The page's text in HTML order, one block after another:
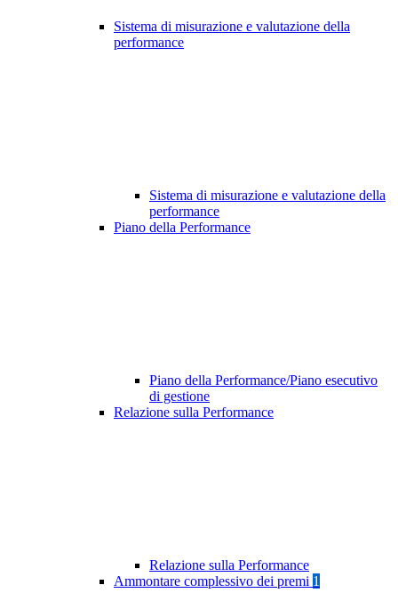
Sistema di misurazione e valutazione della
performance
Sistema di misurazione e valutazione della
performance
Piano della Performance
Piano della Performance/Piano esecutivo
di gestione
Relazione sulla Performance
Relazione sulla Performance
Ammontare complessivo dei premi 1